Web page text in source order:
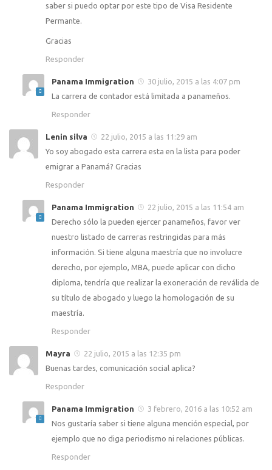
saber si puedo optar por este tipo de Visa Residente
Permante.
Gracias
Responder
Panama Immigration
30 julio, 2015 a las 4:07 pm
La carrera de contador está limitada a panameños.
Responder
Lenin silva
22 julio, 2015 a las 11:29 am
Yo soy abogado esta carrera esta en la lista para poder
emigrar a Panamá? Gracias
Responder
Panama Immigration
22 julio, 2015 a las 11:54 am
Derecho sólo la pueden ejercer panameños, favor ver
nuestro listado de carreras restringidas para más
información. Si tiene alguna maestría que no involucre
derecho, por ejemplo, MBA, puede aplicar con dicho
diploma, tendría que realizar la exoneración de reválida de
su título de abogado y luego la homologación de su
maestría.
Responder
Mayra
22 julio, 2015 a las 12:35 pm
Buenas tardes, comunicación social aplica?
Responder
Panama Immigration
3 febrero, 2016 a las 10:52 am
Nos gustaría saber si tiene alguna mención especial, por
ejemplo que no diga periodismo ni relaciones públicas.
Responder